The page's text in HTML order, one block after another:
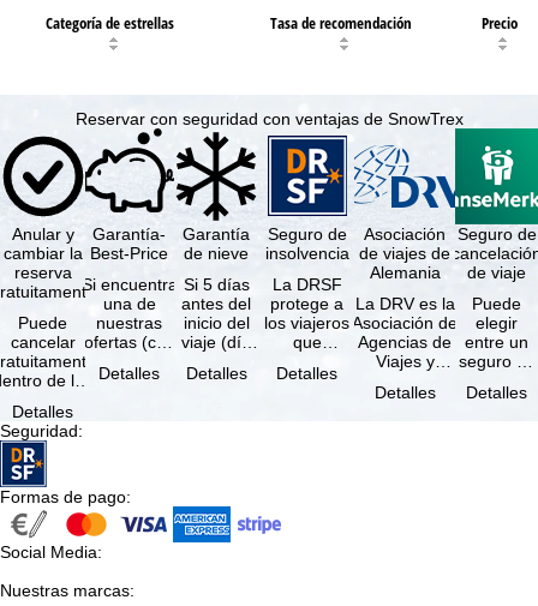
Categoría de estrellas Tasa de recomendación Precio
Reservar con seguridad con ventajas de SnowTrex
Anular y
cambiar la
reserva
Puede
cancelar
de los
a
reserva, …
Detalles
Garantía-
Best-Price
Si encuentra
una de
nuestras
ofertas (con
prestaciones
Detalles
Garantía
de nieve
Si 5 días
antes del
inicio del
viaje (día
ninguna de
Detalles
Seguro de
insolvencia
La DRSF
protege a
los viajeros
que
viaje
Detalles
Asociación
de viajes de
Alemania
La DRV es la
Asociación de
Agencias de
Viajes y
más grande
Detalles
Seguro de
de viaje
Puede
elegir
entre un
seguro de
de viaje
Detalles
Seguridad:
Formas de pago:
Social Media:
Nuestras marcas: